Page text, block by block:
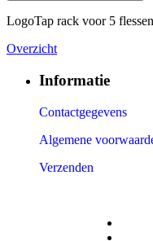
LogoTap rack voor 5
Overzicht
Informatie
Contactgegevens
Algemene
Verzenden